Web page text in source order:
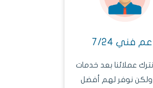
فني 7/24
عملائنا بعد خدمات
ولكن نوفر لهم أفضل